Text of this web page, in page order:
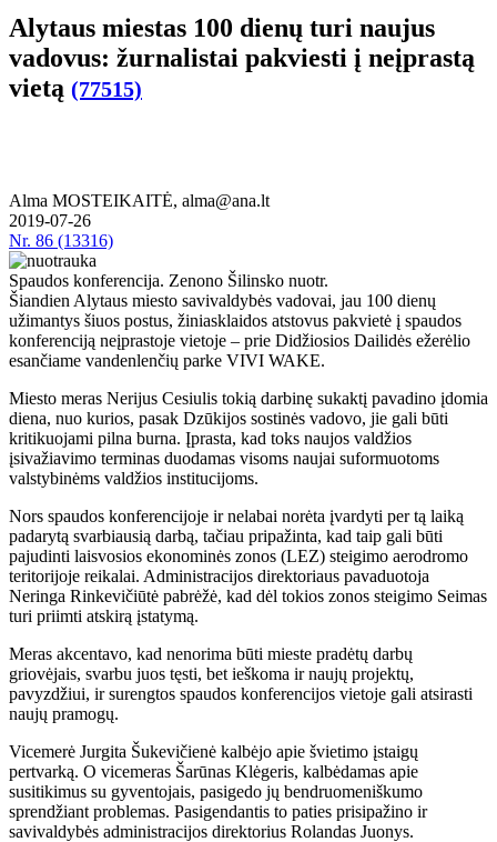
Alytaus miestas 100 dienų turi naujus
vadovus: žurnalistai pakviesti į neįprastą
vietą (77515)
Alma MOSTEIKAITĖ, alma@ana.lt
2019-07-26
Nr. 86 (13316)
Spaudos konferencija. Zenono Šilinsko nuotr.
Šiandien Alytaus miesto savivaldybės vadovai, jau 100 dienų
užimantys šiuos postus, žiniasklaidos atstovus pakvietė į spaudos
konferenciją neįprastoje vietoje – prie Didžiosios Dailidės ežerėlio
esančiame vandenlenčių parke VIVI WAKE.
Miesto meras Nerijus Cesiulis tokią darbinę sukaktį pavadino įdomia
diena, nuo kurios, pasak Dzūkijos sostinės vadovo, jie gali būti
kritikuojami pilna burna. Įprasta, kad toks naujos valdžios
įsivažiavimo terminas duodamas visoms naujai suformuotoms
valstybinėms valdžios institucijoms.
Nors spaudos konferencijoje ir nelabai norėta įvardyti per tą laiką
padarytą svarbiausią darbą, tačiau pripažinta, kad taip gali būti
pajudinti laisvosios ekonominės zonos (LEZ) steigimo aerodromo
teritorijoje reikalai. Administracijos direktoriaus pavaduotoja
Neringa Rinkevičiūtė pabrėžė, kad dėl tokios zonos steigimo Seimas
turi priimti atskirą įstatymą.
Meras akcentavo, kad nenorima būti mieste pradėtų darbų
griovėjais, svarbu juos tęsti, bet ieškoma ir naujų projektų,
pavyzdžiui, ir surengtos spaudos konferencijos vietoje gali atsirasti
naujų pramogų.
Vicemerė Jurgita Šukevičienė kalbėjo apie švietimo įstaigų
pertvarką. O vicemeras Šarūnas Klėgeris, kalbėdamas apie
susitikimus su gyventojais, pasigedo jų bendruomeniškumo
sprendžiant problemas. Pasigendantis to paties prisipažino ir
savivaldybės administracijos direktorius Rolandas Juonys.